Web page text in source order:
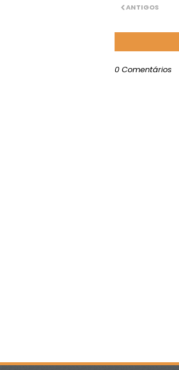
ANTIGOS
0 Comentários